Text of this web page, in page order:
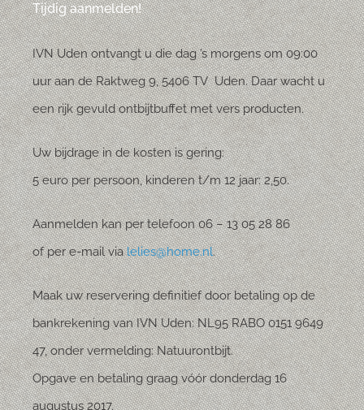
Tijdig aanmelden!
IVN Uden ontvangt u die dag ’s morgens om 09:00
uur aan de Raktweg 9, 5406 TV Uden. Daar wacht u
een rijk gevuld ontbijtbuffet met vers producten.
Uw bijdrage in de kosten is gering:
5 euro per persoon, kinderen t/m 12 jaar: 2,50.
Aanmelden kan per telefoon 06 – 13 05 28 86
of per e-mail vialelies@home.nl.
Maak uw reservering definitief door betaling op de
bankrekening van IVN Uden: NL95 RABO 0151 9649
47, onder vermelding: Natuurontbijt.
Opgave en betaling graag vóór donderdag 16
augustus 2017.